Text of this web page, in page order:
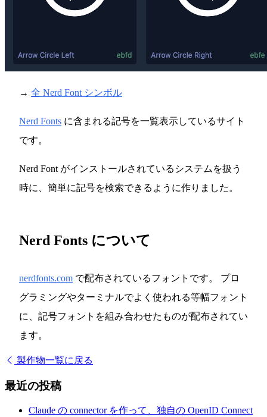
→ 全 Nerd Font シンボル
Nerd Fonts に含まれる記号を一覧表示しているサイト
です。
Nerd Font がインストールされているシステムを扱う
時に、簡単に記号を検索できるように作りました。
Nerd Fonts について
nerdfonts.com で配布されているフォントです。 プロ
グラミングやターミナルでよく使われる等幅フォント
に、記号フォントを組み合わせたものが配布されてい
ます。
製作物一覧に戻る
最近の投稿
Claude の connector を作って、独自の OpenID Connect